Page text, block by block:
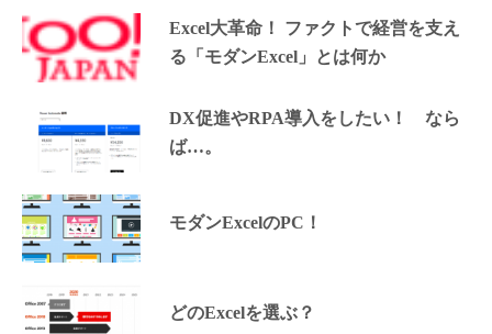
Excel大革命！ ファクトで経営を支え
る「モダンExcel」とは何か
DX促進やRPA導入をしたい！ なら
ば…。
モダンExcelのPC！
どのExcelを選ぶ？